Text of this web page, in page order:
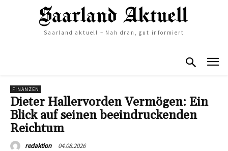
Saarland aktuell – Nah dran, gut informiert
FINANZEN
Dieter Hallervorden Vermögen: Ein
Blick auf seinen beeindruckenden
Reichtum
redaktion 04.08.2026